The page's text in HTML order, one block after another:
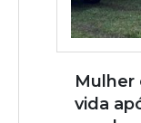
Mulher
vida